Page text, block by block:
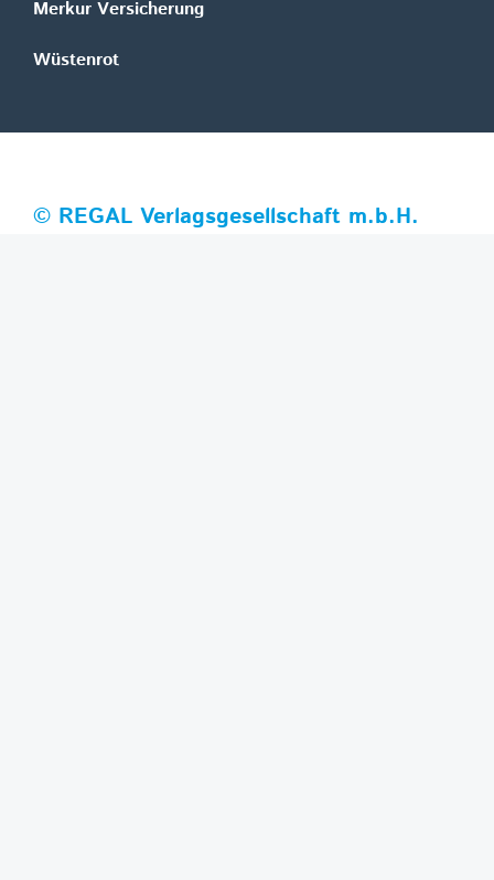
Merkur Versicherung
Wüstenrot
© REGAL Verlagsgesellschaft m.b.H.